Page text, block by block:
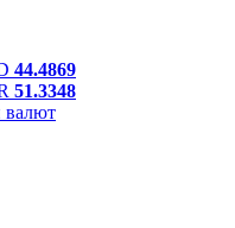
44.4869
51.3348
валют